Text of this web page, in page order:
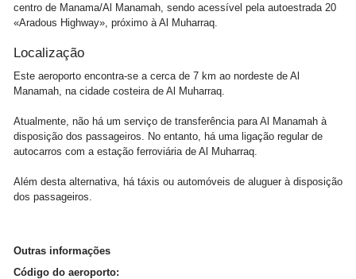
centro de Manama/Al Manamah, sendo acessível pela autoestrada 20
«Aradous Highway», próximo à Al Muharraq.
Localização
Este aeroporto encontra-se a cerca de 7 km ao nordeste de Al
Manamah, na cidade costeira de Al Muharraq.
Atualmente, não há um serviço de transferência para Al Manamah à
disposição dos passageiros. No entanto, há uma ligação regular de
autocarros com a estação ferroviária de Al Muharraq.
Além desta alternativa, há táxis ou automóveis de aluguer à disposição
dos passageiros.
Outras informações
Código do aeroporto: